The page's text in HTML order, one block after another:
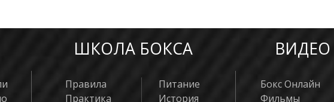
ШКОЛА БОКСА ВИДЕО
Правила
Практика
Питание
История
Бокс Онлайн
Фильмы